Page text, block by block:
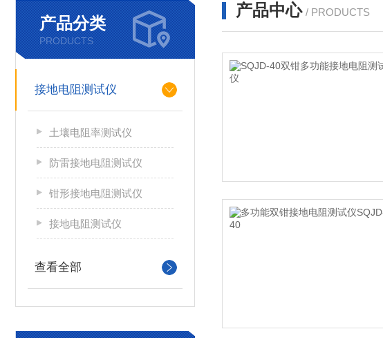
产品分类
PRODUCTS
接地电阻测试仪
土壤电阻率测试仪
防雷接地电阻测试仪
钳形接地电阻测试仪
接地电阻测试仪
查看全部
产品中心 / PRODUCTS